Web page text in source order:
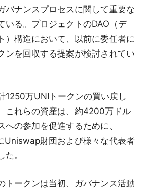
バナンスプロセスに関して重要な
いる。プロジェクトのDAO（デ
）構造において、以前に委任者に
ンを回収する提案が検討されてい
1250万UNIトークンの買い戻し
これらの資産は、約4200万ドル
への参加を促進するために、
財団および様々な代表者
。
トークンは当初、ガバナンス活動